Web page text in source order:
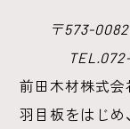
〒573-
前田木材株式会
羽目板をはじめ、